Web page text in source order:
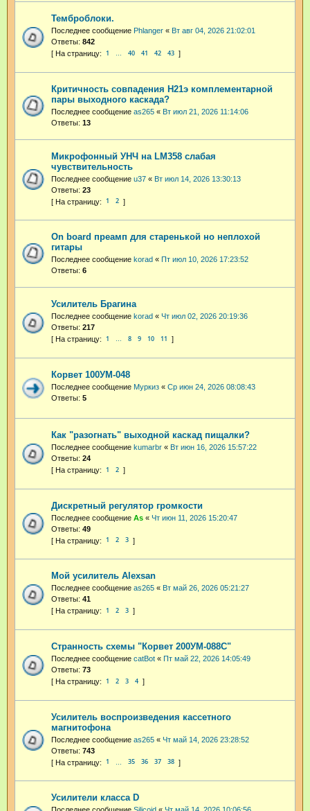
Темброблоки.
Последнее сообщение Phlanger « Вт авг 04, 2026 21:02:01
Ответы: 842
1 … 40 41 42 43
Критичность совпадения H21э комплементарной
пары выходного каскада?
Последнее сообщение as265 « Вт июл 21, 2026 11:14:06
Ответы: 13
Микрофонный УНЧ на LM358 слабая
чувствительность
Последнее сообщение u37 « Вт июл 14, 2026 13:30:13
Ответы: 23
1 2
On board преамп для старенькой но неплохой
гитары
Последнее сообщение korad « Пт июл 10, 2026 17:23:52
Ответы: 6
Усилитель Брагина
Последнее сообщение korad « Чт июл 02, 2026 20:19:36
Ответы: 217
1 … 8 9 10 11
Корвет 100УМ-048
Последнее сообщение Муркиз « Ср июн 24, 2026 08:08:43
Ответы: 5
Как "разогнать" выходной каскад пищалки?
Последнее сообщение kumarbr « Вт июн 16, 2026 15:57:22
Ответы: 24
1 2
Дискретный регулятор громкости
Последнее сообщение As « Чт июн 11, 2026 15:20:47
Ответы: 49
1 2 3
Мой усилитель Alexsan
Последнее сообщение as265 « Вт май 26, 2026 05:21:27
Ответы: 41
1 2 3
Странность схемы "Корвет 200УМ-088С"
Последнее сообщение catBot « Пт май 22, 2026 14:05:49
Ответы: 73
1 2 3 4
Усилитель воспроизведения кассетного
магнитофона
Последнее сообщение as265 « Чт май 14, 2026 23:28:52
Ответы: 743
1 35 36 37 38
Усилители класса D